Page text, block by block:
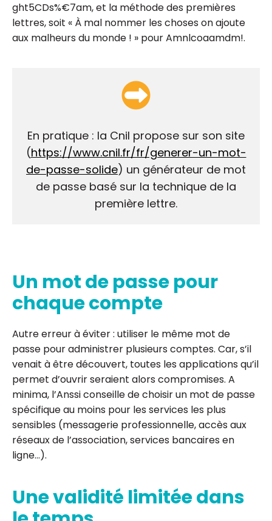
ght5CDs%€7am, et la méthode des premières
lettres, soit « À mal nommer les choses on ajoute
aux malheurs du monde ! » pour Amnlcoaamdm!.
En pratique : la Cnil propose sur son site
(https://www.cnil.fr/fr/generer-un-mot-
de-passe-solide) un générateur de mot
de passe basé sur la technique de la
première lettre.
Un mot de passe pour
chaque compte
Autre erreur à éviter : utiliser le même mot de
passe pour administrer plusieurs comptes. Car, s’il
venait à être découvert, toutes les applications qu’il
permet d’ouvrir seraient alors compromises. A
minima, l’Anssi conseille de choisir un mot de passe
spécifique au moins pour les services les plus
sensibles (messagerie professionnelle, accès aux
réseaux de l’association, services bancaires en
ligne…).
Une validité limitée dans